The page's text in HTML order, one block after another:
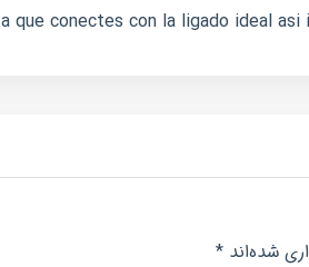
conectes con la ligado ideal
شده‌اند*